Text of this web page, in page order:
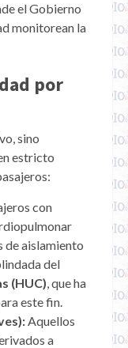
el Gobierno
monitorean la
por
sino
estricto
con
de aislamiento
del
(HUC), que ha
este fin.
Aquellos
a